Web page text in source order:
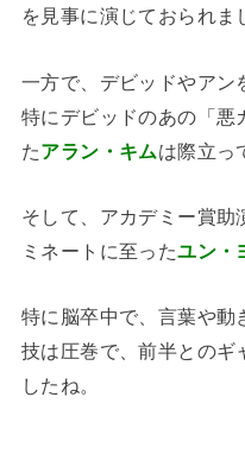
を見事に演じておられま
一方で、デビッドやアン
特にデビッドのあの「悪
たアラン・キムは際立っ
そして、アカデミー賞助
ミネートに至ったユン・
特に脳卒中で、言葉や動
技は圧巻で、前半とのギ
したね。